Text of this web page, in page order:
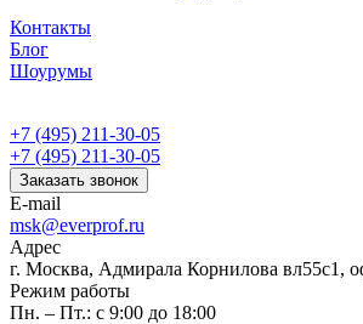
Контакты
Блог
Шоурумы
+7 (495) 211-30-05
+7 (495) 211-30-05
Заказать звонок
E-mail
msk@everprof.ru
Адрес
г. Москва, Адмирала Корнилова вл55с1,
Режим работы
Пн. – Пт.: с 9:00 до 18:00